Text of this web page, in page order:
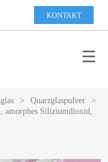
KONTAKT
> Quarzglaspulver
>
amorphes Siliziumdioxid,